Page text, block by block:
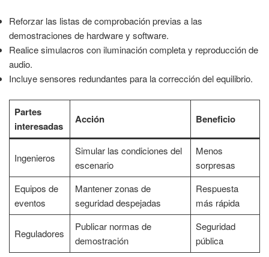
Reforzar las listas de comprobación previas a las
demostraciones de hardware y software.
Realice simulacros con iluminación completa y reproducción de
audio.
Incluye sensores redundantes para la corrección del equilibrio.
Partes
interesadas
Acción Beneficio
Ingenieros
Simular las condiciones del
escenario
Menos
sorpresas
Equipos de
eventos
Mantener zonas de
seguridad despejadas
Respuesta
más rápida
Reguladores
Publicar normas de
demostración
Seguridad
pública